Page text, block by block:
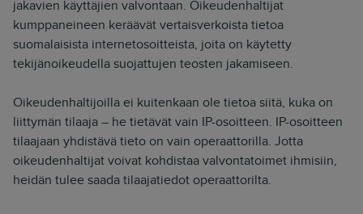
jakavien käyttäjien valvontaan. Oikeudenhaltijat
kumppaneineen keräävät vertaisverkoista tietoa
suomalaisista internetosoitteista, joita on käytetty
tekijänoikeudella suojattujen teosten jakamiseen.
Oikeudenhaltijoilla ei kuitenkaan ole tietoa siitä, kuka on
liittymän tilaaja – he tietävät vain IP-osoitteen. IP-osoitteen
tilaajaan yhdistävä tieto on vain operaattorilla. Jotta
oikeudenhaltijat voivat kohdistaa valvontatoimet ihmisiin,
heidän tulee saada tilaajatiedot operaattorilta.